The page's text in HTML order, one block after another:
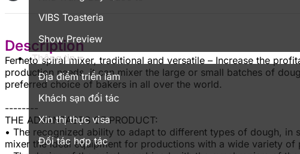
VIBS Toasteria
Show Preview
Thông tin
Địa điểm triển lãm
Khách sạn đối tác
Xin thị thực visa
Đối tác hợp tác
Description
Ferneto spiral mixer, traditional and versatile – Increase the
production needs, it can mixer the large or small batches of
preferred choice of bakers in all over the world.
--------
THE ADVANTAGES OF PRODUCT:
• The recognized ability to adapt to different types of dough, in
mixer the ideal equipment for productions with a wide variety of